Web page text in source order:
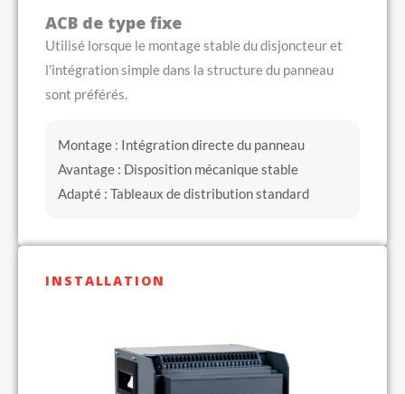
ACB de type fixe
Utilisé lorsque le montage stable du disjoncteur et
l'intégration simple dans la structure du panneau
sont préférés.
Montage : Intégration directe du panneau
Avantage : Disposition mécanique stable
Adapté : Tableaux de distribution standard
INSTALLATION